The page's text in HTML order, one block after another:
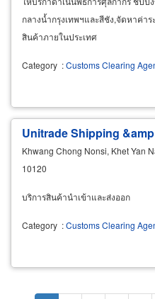
กลางน้ำกรุงเทพฯและสีชัง,จัดหาค่าร
สินค้าภายในประเทศ
Category :Customs Clearing
Unitrade Shipping
Khwang Chong Nonsi, Khet Yan
10120
บริการสินค้านำเข้าและส่งออก
Category :Customs Clearing